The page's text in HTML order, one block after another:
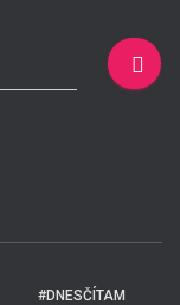
#DNESČÍTAM